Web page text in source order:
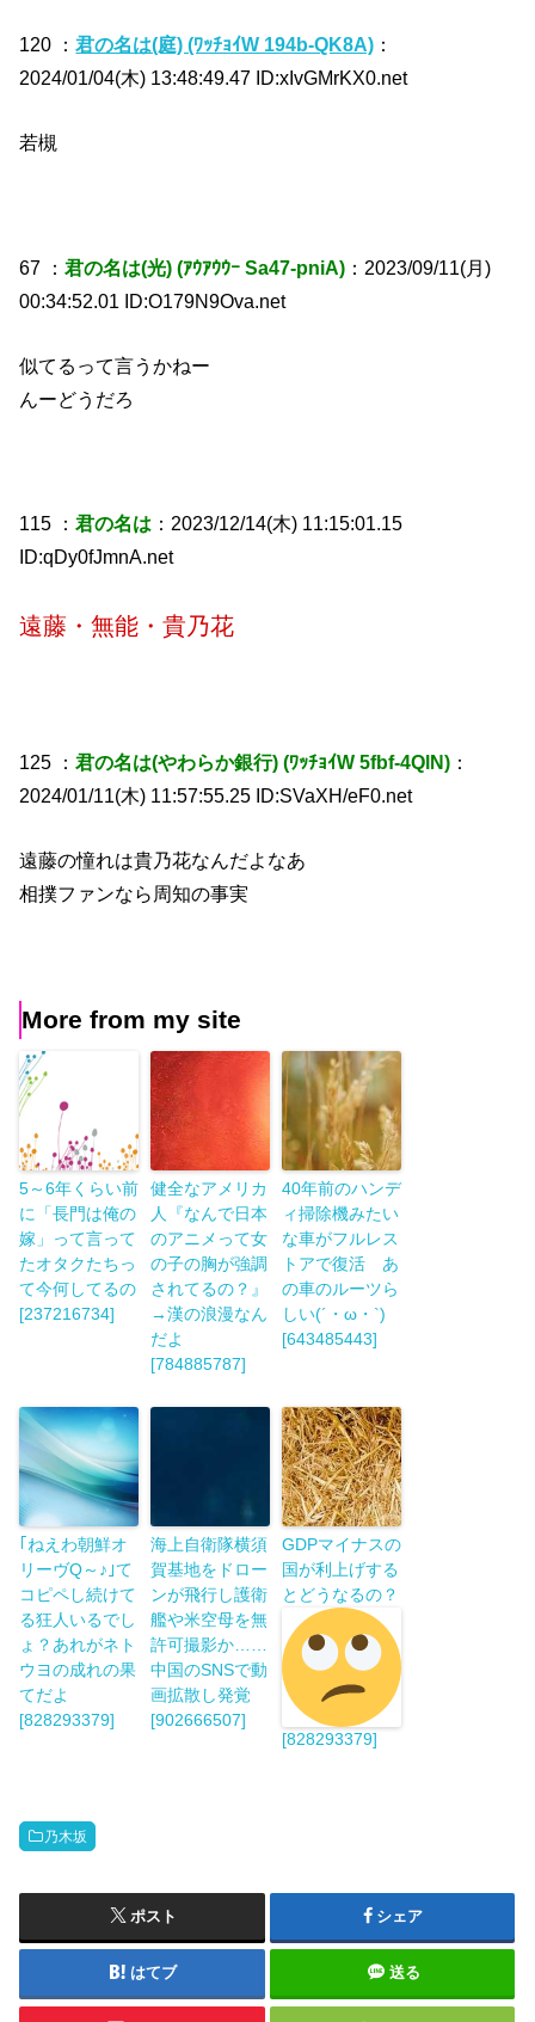
120 ：君の名は(庭) (ﾜｯﾁｮｲW 194b-QK8A) ：
2024/01/04(木) 13:48:49.47 ID:xIvGMrKX0.net
若槻
67 ：君の名は(光) (ｱｳｱｳｳｰ Sa47-pniA) ：2023/09/11(月)
00:34:52.01 ID:O179N9Ova.net
似てるって言うかねー
んーどうだろ
115 ：君の名は ：2023/12/14(木) 11:15:01.15
ID:qDy0fJmnA.net
遠藤・無能・貴乃花
125 ：君の名は(やわらか銀行) (ﾜｯﾁｮｲW 5fbf-4QlN) ：
2024/01/11(木) 11:57:55.25 ID:SVaXH/eF0.net
遠藤の憧れは貴乃花なんだよなあ
相撲ファンなら周知の事実
More from my site
5～6年くらい前
に「長門は俺の
嫁」って言って
たオタクたちっ
て今何してるの
[237216734]
健全なアメリカ
人『なんで日本
のアニメって女
の子の胸が強調
されてるの？』
→漢の浪漫なん
だよ
[784885787]
40年前のハンデ
ィ掃除機みたい
な車がフルレス
トアで復活 あ
の車のルーツら
しい(´・ω・`)
[643485443]
｢ねえわ朝鮮オ
リーヴQ～♪｣て
コピペし続けて
る狂人いるでし
ょ？あれがネト
ウヨの成れの果
てだよ
[828293379]
海上自衛隊横須
賀基地をドロー
ンが飛行し護衛
艦や米空母を無
許可撮影か……
中国のSNSで動
画拡散し発覚
[902666507]
GDPマイナスの
国が利上げする
とどうなるの？
[828293379]
乃木坂
ポスト シェア
はてブ 送る